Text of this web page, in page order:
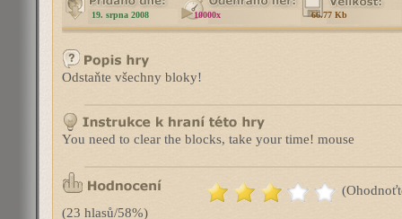
19. srpna 2008 10000x 66.77 Kb
Odstaňte všechny bloky!
You need to clear the blocks, take your time! mouse
(23 hlasů/58%)